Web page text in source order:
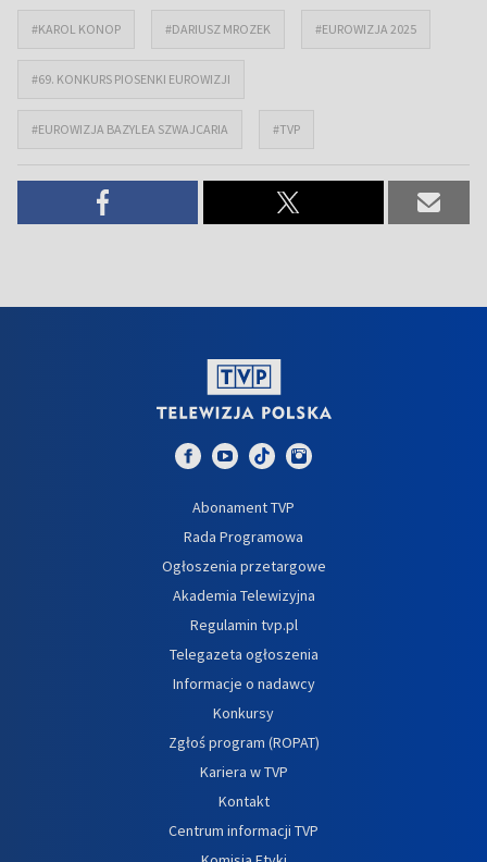
#KAROL KONOP #DARIUSZ MROZEK #EUROWIZJA 2025
#69. KONKURS PIOSENKI EUROWIZJI
#EUROWIZJA BAZYLEA SZWAJCARIA #TVP
Abonament TVP
Rada Programowa
Ogłoszenia przetargowe
Akademia Telewizyjna
Regulamin tvp.pl
Telegazeta ogłoszenia
Informacje o nadawcy
Konkursy
Zgłoś program (ROPAT)
Kariera w TVP
Kontakt
Centrum informacji TVP